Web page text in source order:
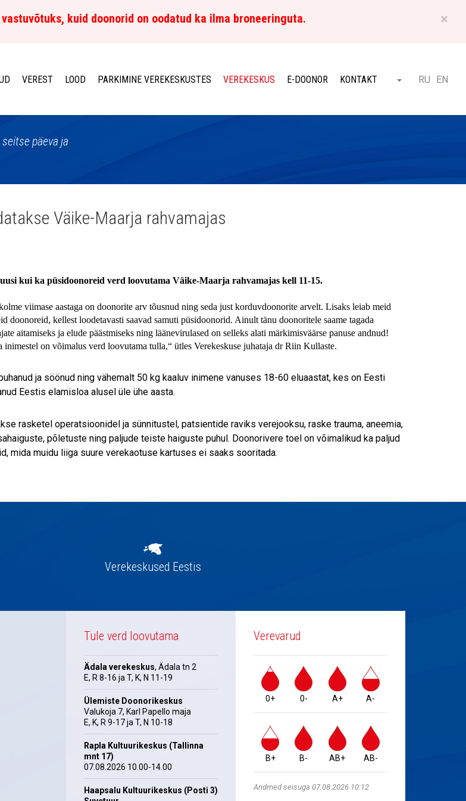
×
kuid doonorid on oodatud ka ilma broneeringuta.
VEREST LOOD PARKIMINE VEREKESKUSTES VEREKESKUS E-DOONOR KONTAKT Otsi ET
RU EN
päeva ja
Väike-Maarja rahvamajas
kui ka püsidoonoreid verd loovutama Väike-Maarja rahvamajas kell 11-15.
viimase aastaga on doonorite arv tõusnud ning seda just korduvdoonorite arvelt. Lisaks leiab meid
doonoreid, kellest loodetavasti saavad samuti püsidoonorid. Ainult tänu doonoritele saame tagada
aitamiseks ja elude päästmiseks ning läänevirulased on selleks alati märkimisväärse panuse andnud!
on võimalus verd loovutama tulla,“ ütles Verekeskuse juhataja dr Riin Kullaste.
ja söönud ning vähemalt 50 kg kaaluv inimene vanuses 18-60 eluaastat, kes on Eesti
Eestis elamisloa alusel üle ühe aasta.
rasketel operatsioonidel ja sünnitustel, patsientide raviks verejooksu, raske trauma, aneemia,
põletuste ning paljude teiste haiguste puhul. Doonorivere toel on võimalikud ka paljud
mida muidu liiga suure verekaotuse kartuses ei saaks sooritada.
Verekeskused Eestis
Tule verd loovutama
Ädala verekeskus, Ädala tn 2
E, R 8-16 ja T, K, N 11-19
Ülemiste Doonorikeskus
Valukoja 7, Karl Papello maja
E, K, R 9-17 ja T, N 10-18
Rapla Kultuurikeskus (Tallinna
mnt 17)
07.08.2026 10.00-14.00
Haapsalu Kultuurikeskus (Posti 3)
Verevarud
0+ 0- A+ A-
B+ B- AB+ AB-
Andmed seisuga 07.08.2026 10:12